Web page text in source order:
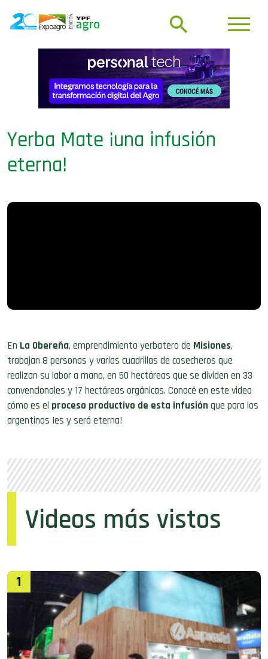
Yerba Mate ¡una infusión
eterna!
En La Obereña, emprendimiento yerbatero de Misiones,
trabajan 8 personas y varias cuadrillas de cosecheros que
realizan su labor a mano, en 50 hectáreas que se dividen en 33
convencionales y 17 hectáreas orgánicas. Conocé en este video
cómo es el proceso productivo de esta infusiónque para los
argentinos ¡es y será eterna!
Videos más vistos
1